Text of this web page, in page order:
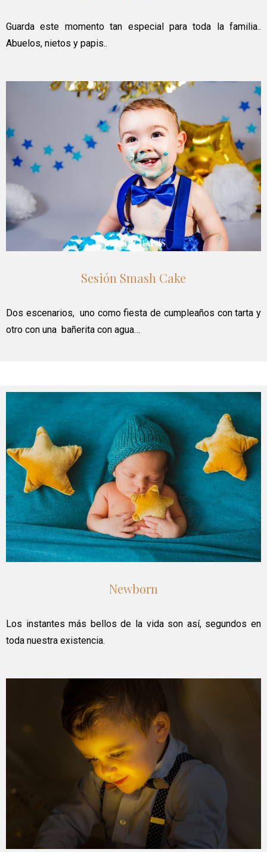
Guarda este momento tan especial para toda la familia..
Abuelos, nietos y papis..
Sesión Smash Cake
Dos escenarios, uno como fiesta de cumpleaños con tarta y
otro con una bañerita con agua…
Newborn
Los instantes más bellos de la vida son así, segundos en
toda nuestra existencia.